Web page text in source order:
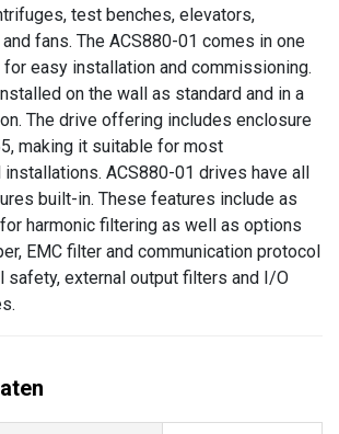
test benches, elevators,
fans. The ACS880-01 comes in one
easy installation and commissioning.
on the wall as standard and in a
The drive offering includes enclosure
making it suitable for most
installations. ACS880-01 drives have all
built-in. These features include as
harmonic filtering as well as options
EMC filter and communication protocol
safety, external output filters and I/O